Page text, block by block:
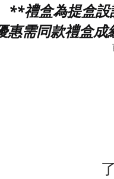
**禮盒為提盒設
惠需同款禮盒成